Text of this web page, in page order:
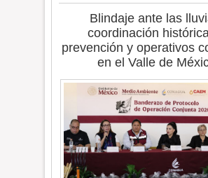
Blindaje ante las
coordinación
prevención y operativos
en el Valle de